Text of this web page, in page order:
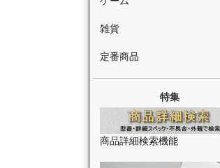
雑貨
定番商品
特集
商品詳細検索機能